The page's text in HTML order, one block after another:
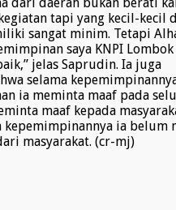
tapi yang kecil-kecil
sangat minim. Tetapi
saya KNPI
jelas Saprudin. Ia juga
selama
ia meminta maaf pada
maaf kepada
ia belum
masyarakat. (cr-mj)